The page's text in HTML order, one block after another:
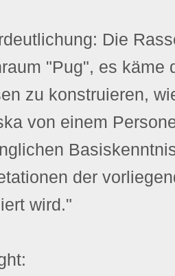
Die
"Pug", es käme
zu konstruieren,
von einem
der
wird."